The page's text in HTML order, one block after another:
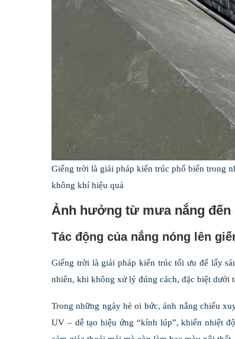
Giếng trời là giải pháp kiến trúc phổ biến trong
không khí hiệu quả
Ảnh hưởng từ mưa nắng
Tác động của nắng nóng lên
Giếng trời là giải pháp kiến trúc tối ưu để lấy
nhiên, khi không xử lý đúng cách, đặc biệt dưới
Trong những ngày hè oi bức, ánh nắng chiếu
UV – dễ tạo hiệu ứng “kính lúp”, khiến nhiệt